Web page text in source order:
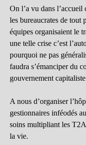
On l’a vu dans
les bureaucrates de tout
équipes organisaient le
une telle crise c’est
pourquoi ne pas
faudra s’émanciper du
gouvernement capitaliste
A nous d’organiser
gestionnaires inféodés
soins multipliant les
la vie.